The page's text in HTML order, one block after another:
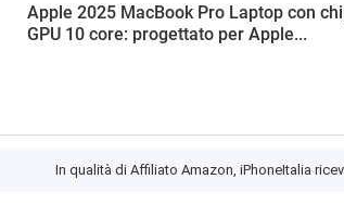
Apple 2025 MacBook Pro Laptop con
GPU 10 core: progettato per Apple...
In qualità di Affiliato Amazon, iPhoneItalia